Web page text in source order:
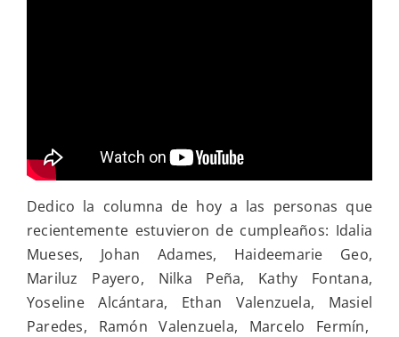
Dedico la columna de hoy a las personas que
recientemente estuvieron de cumpleaños: Idalia
Mueses, Johan Adames, Haideemarie Geo,
Mariluz Payero, Nilka Peña, Kathy Fontana,
Yoseline Alcántara, Ethan Valenzuela, Masiel
Paredes, Ramón Valenzuela, Marcelo Fermín,